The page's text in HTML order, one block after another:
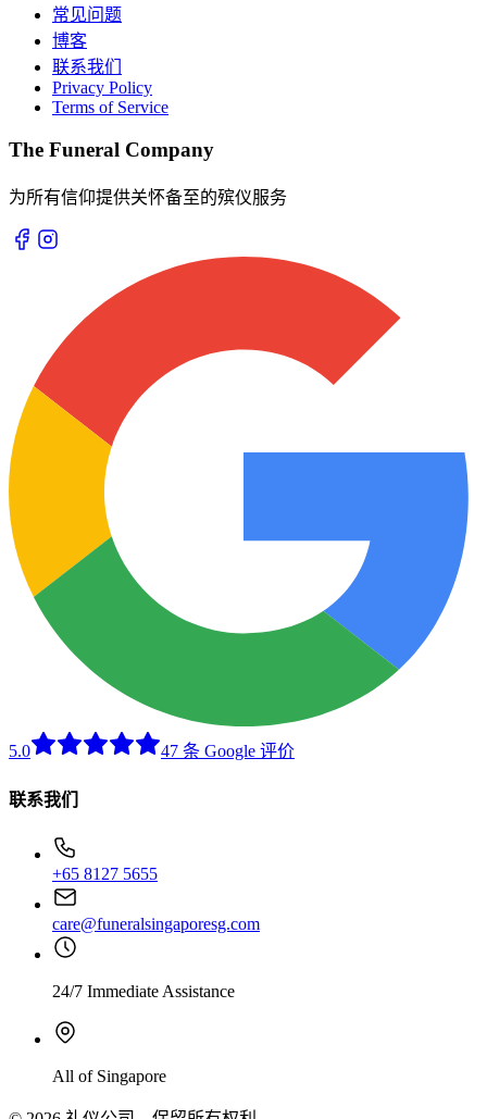
常见问题
博客
联系我们
Privacy Policy
Terms of Service
The Funeral Company
为所有信仰提供关怀备至的殡仪服务
5.0 47 条 Google 评价
联系我们
+65 8127 5655
care@funeralsingaporesg.com
24/7 Immediate Assistance
All of Singapore